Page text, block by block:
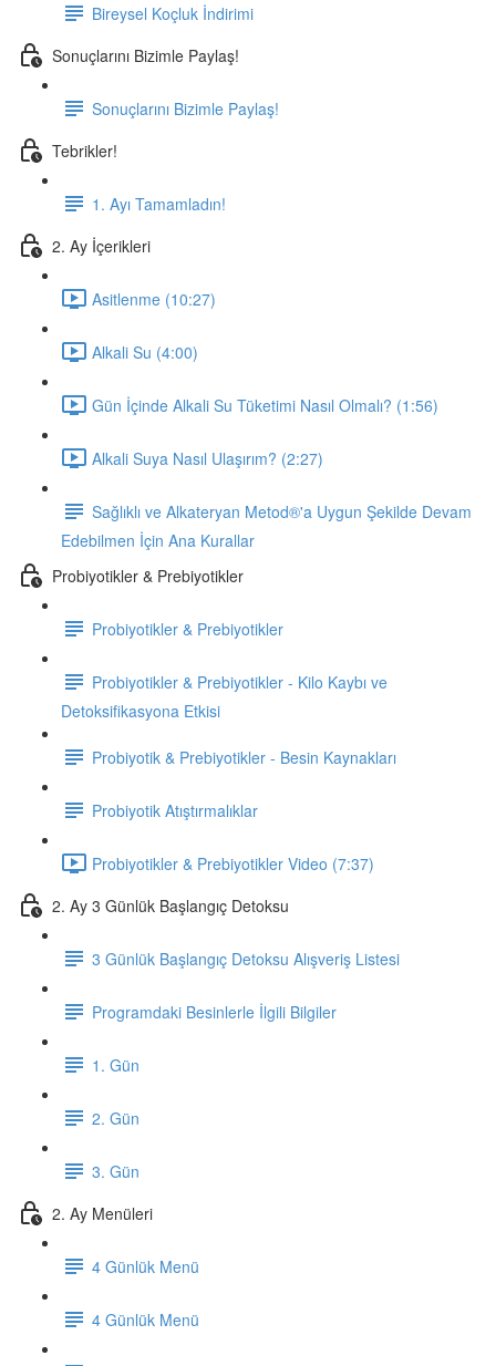
Bireysel Koçluk İndirimi
Sonuçlarını Bizimle Paylaş!
Sonuçlarını Bizimle Paylaş!
Tebrikler!
1. Ayı Tamamladın!
2. Ay İçerikleri
Asitlenme (10:27)
Alkali Su (4:00)
Gün İçinde Alkali Su Tüketimi Nasıl Olmalı? (1:56)
Alkali Suya Nasıl Ulaşırım? (2:27)
Sağlıklı ve Alkateryan Metod®'a Uygun Şekilde Devam
Edebilmen İçin Ana Kurallar
Probiyotikler & Prebiyotikler
Probiyotikler & Prebiyotikler
Probiyotikler & Prebiyotikler - Kilo Kaybı ve
Detoksifikasyona Etkisi
Probiyotik & Prebiyotikler - Besin Kaynakları
Probiyotik Atıştırmalıklar
Probiyotikler & Prebiyotikler Video (7:37)
2. Ay 3 Günlük Başlangıç Detoksu
3 Günlük Başlangıç Detoksu Alışveriş Listesi
Programdaki Besinlerle İlgili Bilgiler
1. Gün
2. Gün
3. Gün
2. Ay Menüleri
4 Günlük Menü
4 Günlük Menü